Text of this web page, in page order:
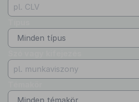
Minden típus
Minden témakör